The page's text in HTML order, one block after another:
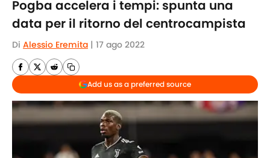
Pogba accelera i tempi: spunta una
data per il ritorno del centrocampista
Di Alessio Eremita | 17 ago 2022
Add us as a preferred source